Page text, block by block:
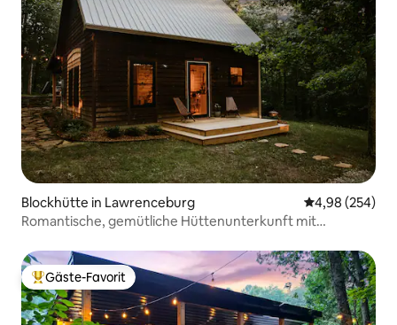
Blockhütte in Lawrenceburg
4,98 (254)
Romantische, gemütliche Hüttenunterkunft mit
Beliebter Gäste-Favorit.
Gäste-Favorit